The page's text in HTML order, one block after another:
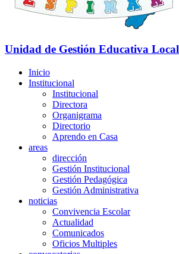
Unidad de Gestión Educativa Local
Inicio
Institucional
Institucional
Directora
Organigrama
Directorio
Aprendo en Casa
areas
dirección
Gestión Institucional
Gestión Pedagógica
Gestión Administrativa
noticias
Convivencia Escolar
Actualidad
Comunicados
Oficios Multiples